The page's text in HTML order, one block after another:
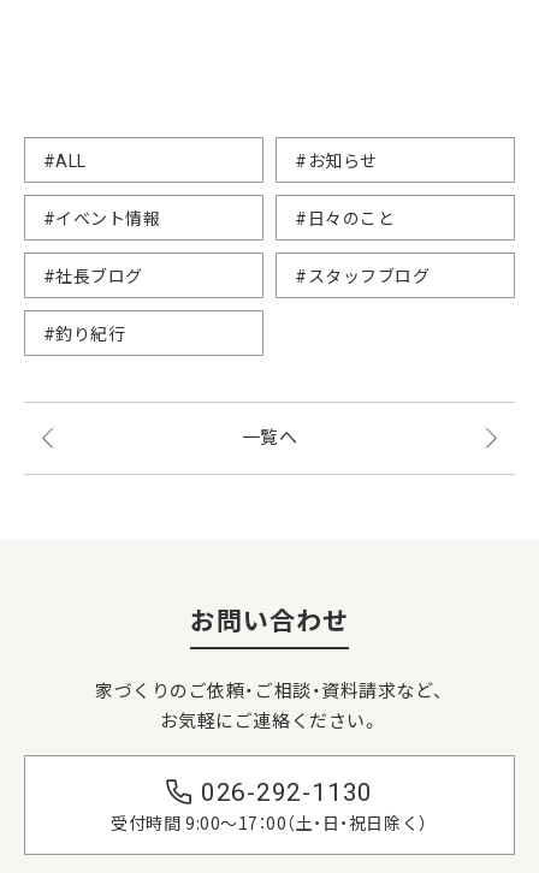
#ALL #お知らせ
#イベント情報 #日々のこと
#社長ブログ #スタッフブログ
#釣り紀行
一覧へ
お問い合わせ
家づくりのご依頼・ご相談・資料請求など、
お気軽にご連絡ください。
026-292-1130
受付時間 9:00〜17：00（土・日・祝日除く）